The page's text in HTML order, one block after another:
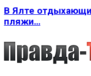
В Ялте
пляжи…